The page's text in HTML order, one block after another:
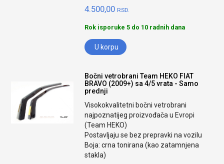
4.500,00 RSD.
Rok isporuke 5 do 10 radnih dana
U korpu
Bočni vetrobrani Team HEKO FIAT
BRAVO (2009+) sa 4/5 vrata - Samo
prednji
Visokokvalitetni bočni vetrobrani
najpoznatijeg proizvođača u Evropi
(Team HEKO)
Postavljaju se bez prepravki na vozilu
Boja: crna tonirana (kao zatamnjena
stakla)